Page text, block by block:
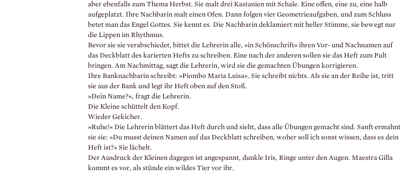
aber ebenfalls zum Thema Herbst. Sie malt drei Kastanien mit Schale. Eine offen, eine zu, eine halb
aufgeplatzt. Ihre Nachbarin malt einen Ofen. Dann folgen vier Geometrieaufgaben, und zum Schluss
betet man das Engel Gottes. Sie kennt es. Die Nachbarin deklamiert mit heller Stimme, sie bewegt nur
die Lippen im Rhythmus.
Bevor sie sie verabschiedet, bittet die Lehrerin alle, »in Schönschrift« ihren Vor- und Nachnamen auf
das Deckblatt des karierten Hefts zu schreiben. Eine nach der anderen sollen sie das Heft zum Pult
bringen. Am Nachmittag, sagt die Lehrerin, wird sie die gemachten Übungen korrigieren.
Ihre Banknachbarin schreibt: »Piombo Maria Luisa«. Sie schreibt nichts. Als sie an der Reihe ist, tritt
sie aus der Bank und legt ihr Heft oben auf den Stoß.
»Dein Name?«, fragt die Lehrerin.
Die Kleine schüttelt den Kopf.
Wieder Gekicher.
»Ruhe!« Die Lehrerin blättert das Heft durch und sieht, dass alle Übungen gemacht sind. Sanft ermahnt
sie sie: »Du musst deinen Namen auf das Deckblatt schreiben, woher soll ich sonst wissen, dass es dein
Heft ist?« Sie lächelt.
Der Ausdruck der Kleinen dagegen ist angespannt, dunkle Iris, Ringe unter den Augen. Maestra Gilla
kommt es vor, als stünde ein wildes Tier vor ihr.